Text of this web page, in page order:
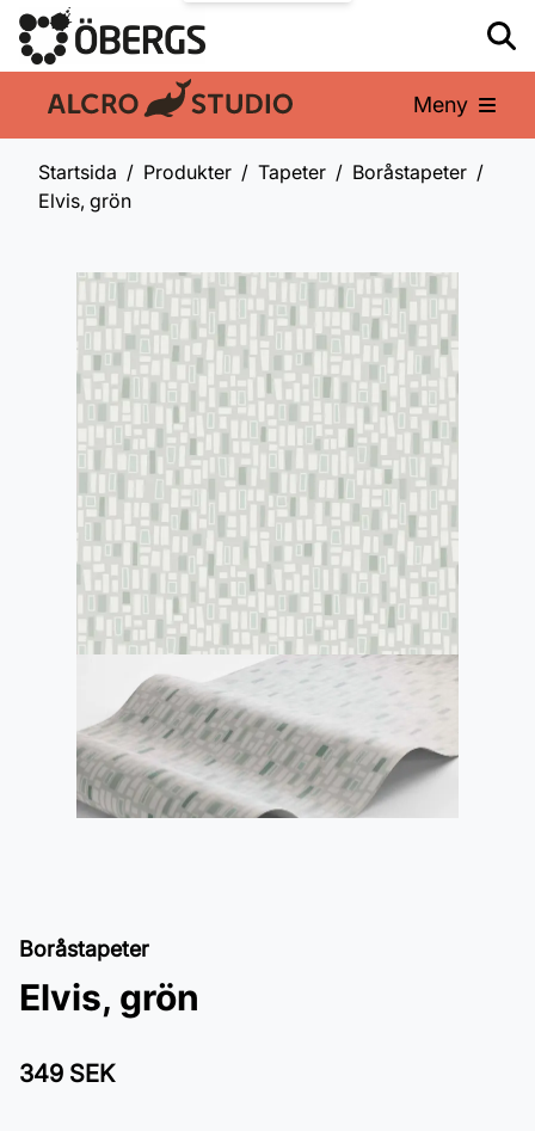
En del av: Meny
Startsida Produkter Tapeter
Boråstapeter
Elvis, grön
Boråstapeter
Elvis, grön
349 SEK